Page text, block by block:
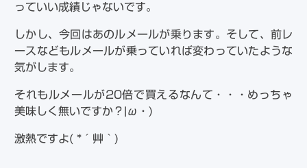
っていい成績じゃないです。
しかし、今回はあのルメールが乗ります。そして、前レ
ースなどもルメールが乗っていれば変わっていたような
気がします。
それもルメールが20倍で買えるなんて・・・めっちゃ
美味しく無いですか？|ω・)
激熱ですよ( *´艸｀)